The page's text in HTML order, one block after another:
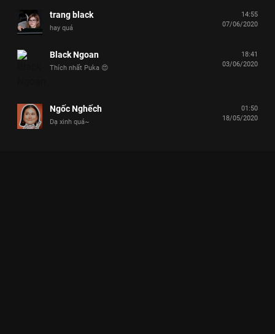
trang black
hay quá
14:55
07/06/2020
Black Ngoan
Thích nhất Puka 😍
18:41
03/06/2020
Ngốc Nghếch
Dạ xinh quá~
01:50
18/05/2020